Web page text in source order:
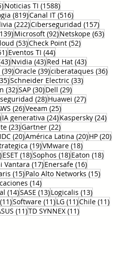
1685 entradas
Noticias TI (1588)1588 entradas
(819)819 entradas
Canal IT (516)516 entradas
entradas
(222)222 entradas
Ciberseguridad (157)157
139 entradas
Microsoft (92)92 entradas
Netskope (63)63
entradas
(53)53 entradas
Check Point (52)52 entradas
51 entradas
Eventos TI (44)44 entradas
43 entradas
Nvidia (43)43 entradas
Red Hat (43)43 entradas
(39)39 entradas
Oracle (39)39 entradas
ciberataques (36)36
35 entradas
Schneider Electric (33)33 entradas
(32)32 entradas
SAP (30)30 entradas
Dell (29)29 entradas
(28)28 entradas
Huawei (27)27 entradas
entradas
(26)26 entradas
Veeam (25)25 entradas
25 entradas
IA generativa (24)24 entradas
Kaspersky (24)24
(23)23 entradas
Gartner (22)22 entradas
entradas
IDC (20)20 entradas
América Latina (20)20 entradas
HP (20)20
(19)19 entradas
VMware (18)18 entradas
18 entradas
ESET (18)18 entradas
Sophos (18)18 entradas
Eaton (18)18
Vantara (17)17 entradas
Enersafe (16)16 entradas
(15)15 entradas
Palo Alto Networks (15)15
(14)14 entradas
(14)14 entradas
SASE (13)13 entradas
Logicalis (13)13
(11)11 entradas
Software (11)11 entradas
LG (11)11 entradas
Chile (11)11
entradas
(11)11 entradas
TD SYNNEX (11)11 entradas